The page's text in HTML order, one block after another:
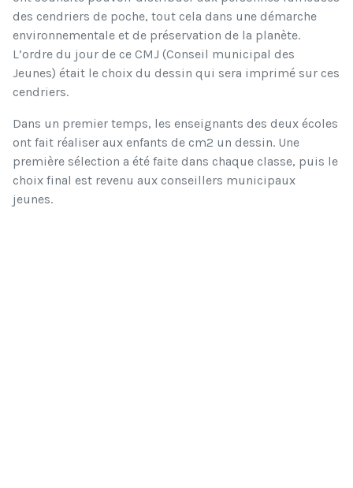
des cendriers de poche, tout cela dans une démarche
environnementale et de préservation de la planète.
L’ordre du jour de ce CMJ (Conseil municipal des
Jeunes) était le choix du dessin qui sera imprimé sur ces
cendriers.
Dans un premier temps, les enseignants des deux écoles
ont fait réaliser aux enfants de cm2 un dessin. Une
première sélection a été faite dans chaque classe, puis le
choix final est revenu aux conseillers municipaux
jeunes.